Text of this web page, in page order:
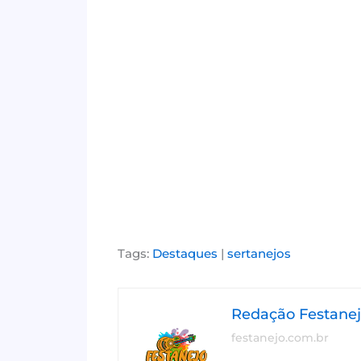
Tags: Destaques | sertanejos
Redação
festanejo.com.br